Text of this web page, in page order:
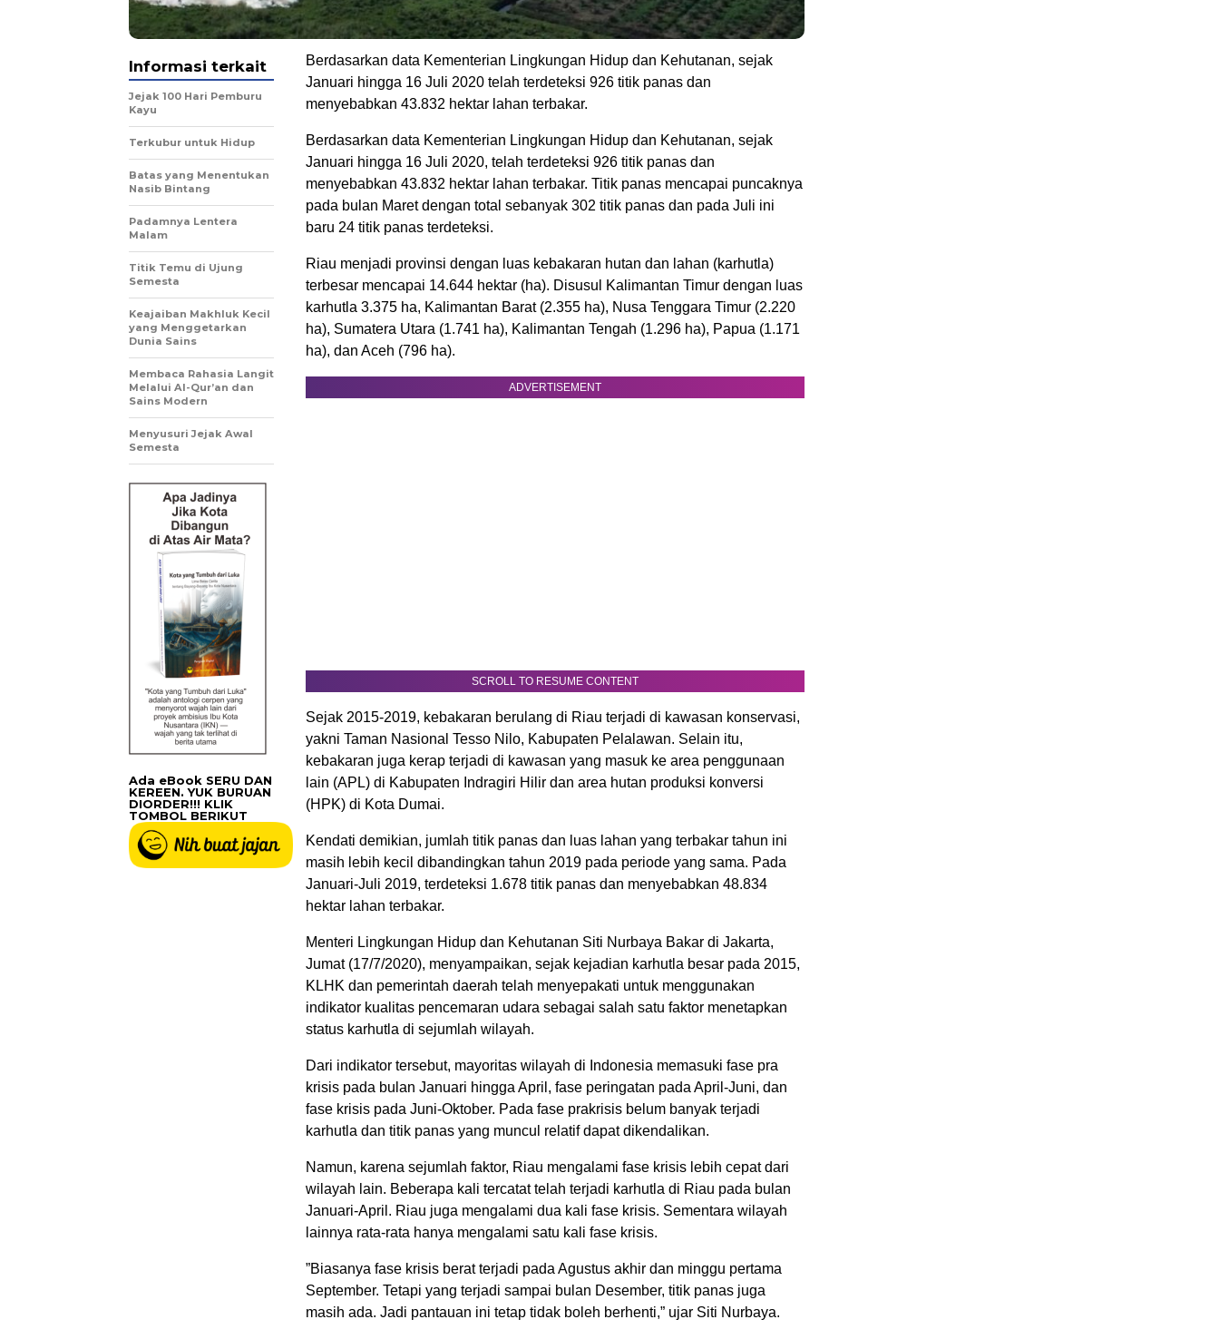
Berdasarkan data Kementerian Lingkungan Hidup dan Kehutanan, sejak
Januari hingga 16 Juli 2020 telah terdeteksi 926 titik panas dan
menyebabkan 43.832 hektar lahan terbakar.
Berdasarkan data Kementerian Lingkungan Hidup dan Kehutanan, sejak
Januari hingga 16 Juli 2020, telah terdeteksi 926 titik panas dan
menyebabkan 43.832 hektar lahan terbakar. Titik panas mencapai puncaknya
pada bulan Maret dengan total sebanyak 302 titik panas dan pada Juli ini
baru 24 titik panas terdeteksi.
Riau menjadi provinsi dengan luas kebakaran hutan dan lahan (karhutla)
terbesar mencapai 14.644 hektar (ha). Disusul Kalimantan Timur dengan luas
karhutla 3.375 ha, Kalimantan Barat (2.355 ha), Nusa Tenggara Timur (2.220
ha), Sumatera Utara (1.741 ha), Kalimantan Tengah (1.296 ha), Papua (1.171
ha), dan Aceh (796 ha).
ADVERTISEMENT
SCROLL TO RESUME CONTENT
Sejak 2015-2019, kebakaran berulang di Riau terjadi di kawasan konservasi,
yakni Taman Nasional Tesso Nilo, Kabupaten Pelalawan. Selain itu,
kebakaran juga kerap terjadi di kawasan yang masuk ke area penggunaan
lain (APL) di Kabupaten Indragiri Hilir dan area hutan produksi konversi
(HPK) di Kota Dumai.
Kendati demikian, jumlah titik panas dan luas lahan yang terbakar tahun ini
masih lebih kecil dibandingkan tahun 2019 pada periode yang sama. Pada
Januari-Juli 2019, terdeteksi 1.678 titik panas dan menyebabkan 48.834
hektar lahan terbakar.
Menteri Lingkungan Hidup dan Kehutanan Siti Nurbaya Bakar di Jakarta,
Jumat (17/7/2020), menyampaikan, sejak kejadian karhutla besar pada 2015,
KLHK dan pemerintah daerah telah menyepakati untuk menggunakan
indikator kualitas pencemaran udara sebagai salah satu faktor menetapkan
status karhutla di sejumlah wilayah.
Dari indikator tersebut, mayoritas wilayah di Indonesia memasuki fase pra
krisis pada bulan Januari hingga April, fase peringatan pada April-Juni, dan
fase krisis pada Juni-Oktober. Pada fase prakrisis belum banyak terjadi
karhutla dan titik panas yang muncul relatif dapat dikendalikan.
Namun, karena sejumlah faktor, Riau mengalami fase krisis lebih cepat dari
wilayah lain. Beberapa kali tercatat telah terjadi karhutla di Riau pada bulan
Januari-April. Riau juga mengalami dua kali fase krisis. Sementara wilayah
lainnya rata-rata hanya mengalami satu kali fase krisis.
”Biasanya fase krisis berat terjadi pada Agustus akhir dan minggu pertama
September. Tetapi yang terjadi sampai bulan Desember, titik panas juga
masih ada. Jadi pantauan ini tetap tidak boleh berhenti,” ujar Siti Nurbaya.
Informasi terkait
Jejak 100 Hari Pemburu
Kayu
Terkubur untuk Hidup
Batas yang Menentukan
Nasib Bintang
Padamnya Lentera
Malam
Titik Temu di Ujung
Semesta
Keajaiban Makhluk Kecil
yang Menggetarkan
Dunia Sains
Membaca Rahasia Langit
Melalui Al-Qur’an dan
Sains Modern
Menyusuri Jejak Awal
Semesta
Ada eBook SERU DAN
KEREEN. YUK BURUAN
DIORDER!!! KLIK
TOMBOL BERIKUT